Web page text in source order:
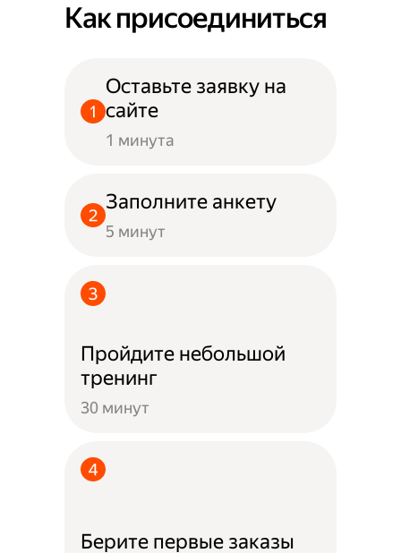
Как присоединиться
Оставьте заявку на
сайте
1 минута
Заполните анкету
5 минут
Пройдите небольшой
тренинг
30 минут
Берите первые заказы